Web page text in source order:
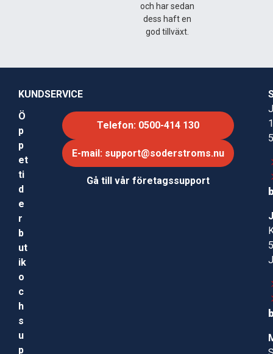
och har sedan
dess haft en
god tillväxt.
KUNDSERVICE
Ö
p
p
et
ti
d
e
r
b
ut
ik
o
c
h
s
u
p
Telefon: 0500-414 130
E-mail: support@soderstroms.nu
Gå till vår företagssupport